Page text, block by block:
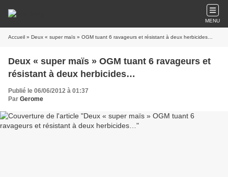
MENU
Accueil » Deux « super maïs » OGM tuant 6 ravageurs et résistant à deux herbicides…
Deux « super maïs » OGM tuant 6 ravageurs et
résistant à deux herbicides…
Publié le 06/06/2012 à 01:37
Par Gerome